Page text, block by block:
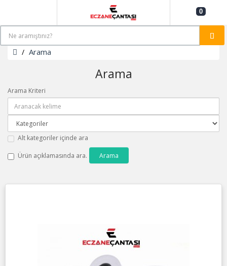
0
Arama
Arama
Arama Kriteri
Alt kategoriler içinde ara
Ürün açıklamasında ara.